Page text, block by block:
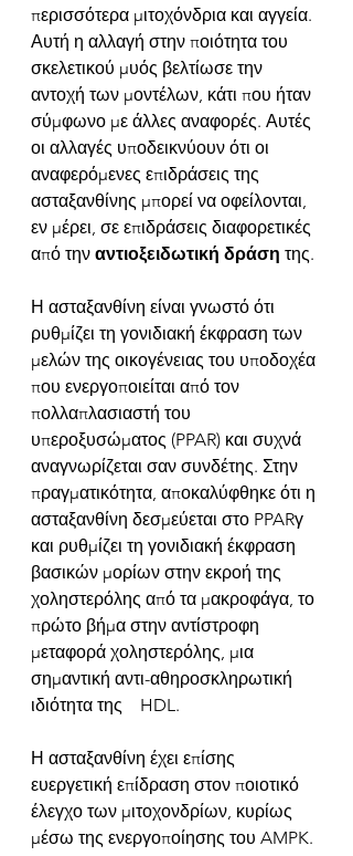
περισσότερα μιτοχόνδρια και αγγεία.
Αυτή η αλλαγή στην ποιότητα του
σκελετικού μυός βελτίωσε την
αντοχή των μοντέλων, κάτι που ήταν
σύμφωνο με άλλες αναφορές. Αυτές
οι αλλαγές υποδεικνύουν ότι οι
αναφερόμενες επιδράσεις της
ασταξανθίνης μπορεί να οφείλονται,
εν μέρει, σε επιδράσεις διαφορετικές
από την αντιοξειδωτική δράση της.
Η ασταξανθίνη είναι γνωστό ότι
ρυθμίζει τη γονιδιακή έκφραση των
μελών της οικογένειας του υποδοχέα
που ενεργοποιείται από τον
πολλαπλασιαστή του
υπεροξυσώματος (PPAR) και συχνά
αναγνωρίζεται σαν συνδέτης. Στην
πραγματικότητα, αποκαλύφθηκε ότι η
ασταξανθίνη δεσμεύεται στο PPARγ
και ρυθμίζει τη γονιδιακή έκφραση
βασικών μορίων στην εκροή της
χοληστερόλης από τα μακροφάγα, το
πρώτο βήμα στην αντίστροφη
μεταφορά χοληστερόλης, μια
σημαντική αντι-αθηροσκληρωτική
ιδιότητα της    HDL.
Η ασταξανθίνη έχει επίσης
ευεργετική επίδραση στον ποιοτικό
έλεγχο των μιτοχονδρίων, κυρίως
μέσω της ενεργοποίησης του AMPK.